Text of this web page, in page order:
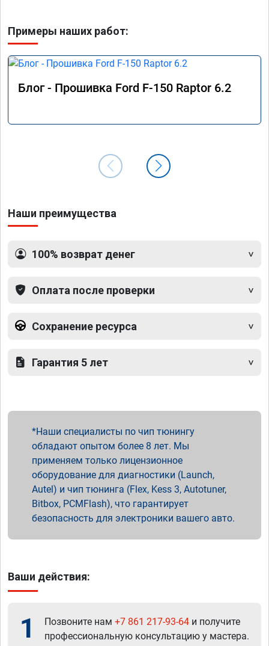
Примеры наших работ:
Блог - Прошивка Ford F-150 Raptor 6.2
Наши преимущества
100% возврат денег
Оплата после проверки
Сохранение ресурса
Гарантия 5 лет
Наши специалисты по чип тюнингу
обладают опытом более 8 лет. Мы
применяем только лицензионное
оборудование для диагностики (Launch,
Autel) и чип тюнинга (Flex, Kess 3, Autotuner,
Bitbox, PCMFlash), что гарантирует
безопасность для электроники вашего авто.
Ваши действия:
1 Позвоните нам +7 861 217-93-64 и получите
профессиональную консультацию у мастера.